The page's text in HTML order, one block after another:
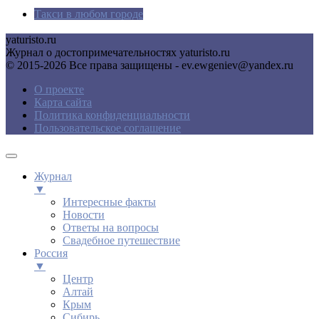
Такси в любом городе
yaturisto.ru
Журнал о достопримечательностях yaturisto.ru
© 2015-2026 Все права защищены - ev.ewgeniev@yandex.ru
О проекте
Карта сайта
Политика конфиденциальности
Пользовательское соглашение
Журнал
▼
Интересные факты
Новости
Ответы на вопросы
Свадебное путешествие
Россия
▼
Центр
Алтай
Крым